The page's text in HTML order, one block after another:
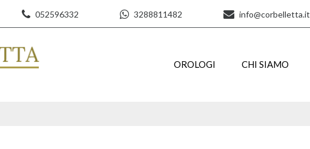
052596332 3288811482 info@corbelletta.it
OROLOGI CHI SIAMO